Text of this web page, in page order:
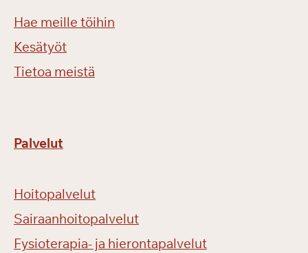
Hae meille töihin
Kesätyöt
Tietoa meistä
Palvelut
Hoitopalvelut
Sairaanhoitopalvelut
Fysioterapia- ja hierontapalvelut